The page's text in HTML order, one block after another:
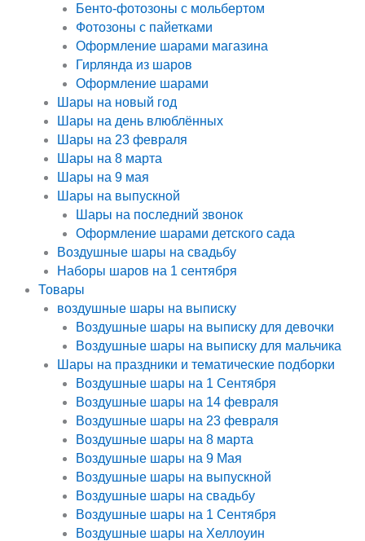
Бенто-фотозоны с мольбертом
Фотозоны с пайетками
Оформление шарами магазина
Гирлянда из шаров
Оформление шарами
Шары на новый год
Шары на день влюблённых
Шары на 23 февраля
Шары на 8 марта
Шары на 9 мая
Шары на выпускной
Шары на последний звонок
Оформление шарами детского сада
Воздушные шары на свадьбу
Наборы шаров на 1 сентября
Товары
воздушные шары на выписку
Воздушные шары на выписку для девочки
Воздушные шары на выписку для мальчика
Шары на праздники и тематические подборки
Воздушные шары на 1 Сентября
Воздушные шары на 14 февраля
Воздушные шары на 23 февраля
Воздушные шары на 8 марта
Воздушные шары на 9 Мая
Воздушные шары на выпускной
Воздушные шары на свадьбу
Воздушные шары на 1 Сентября
Воздушные шары на Хеллоуин